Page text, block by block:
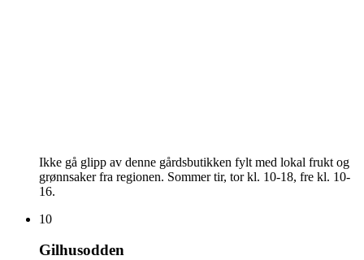
Ikke gå glipp av denne gårdsbutikken fylt med lokal frukt og
grønnsaker fra regionen. Sommer tir, tor kl. 10-18, fre kl. 10-
16.
10
Gilhusodden